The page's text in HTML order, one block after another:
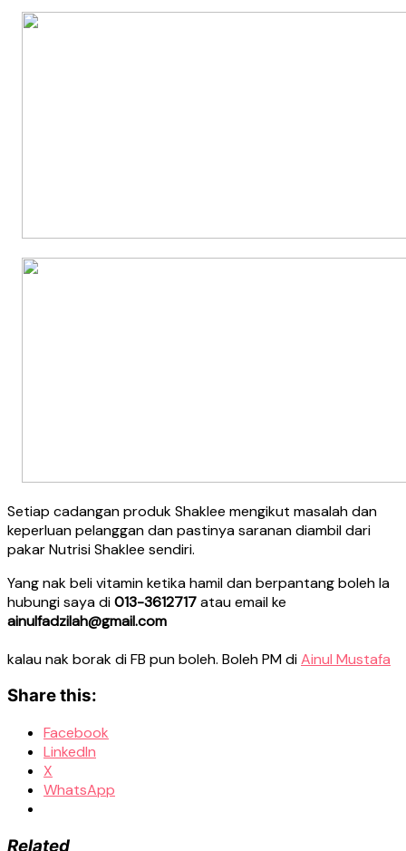
Setiap cadangan produk Shaklee mengikut masalah dan
keperluan pelanggan dan pastinya saranan diambil dari
pakar Nutrisi Shaklee sendiri.
Yang nak beli vitamin ketika hamil dan berpantang boleh la
hubungi saya di013-3612717atau email ke
ainulfadzilah@gmail.com
kalau nak borak di FB pun boleh. Boleh PM diAinul Mustafa
Share this:
Facebook
LinkedIn
X
WhatsApp
Related